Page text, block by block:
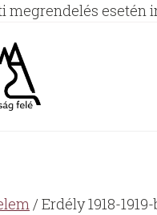
megrendelés esetén
/ Erdély 1918-